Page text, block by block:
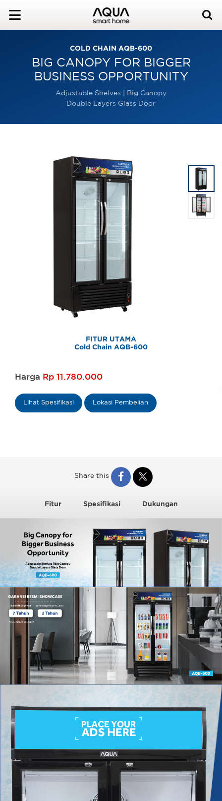
COLD CHAIN AQB-600
BIG CANOPY FOR BIGGER
BUSINESS OPPORTUNITY
Adjustable Shelves | Big Canopy
Double Layers Glass Door
FITUR UTAMA
Cold Chain AQB-600
Harga Rp 11.780.000
Lihat Spesifikasi Lokasi Pembelian
Fitur Spesifikasi Dukungan
Share this